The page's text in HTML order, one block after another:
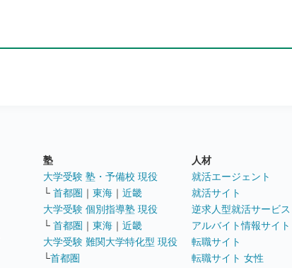
塾
大学受験 塾・予備校 現役
└ 首都圏 ｜ 東海 ｜ 近畿
大学受験 個別指導塾 現役
└ 首都圏 ｜ 東海 ｜ 近畿
大学受験 難関大学特化型 現役
└首都圏
人材
就活エージェント
就活サイト
逆求人型就活サービス
アルバイト情報サイト
転職サイト
転職サイト 女性